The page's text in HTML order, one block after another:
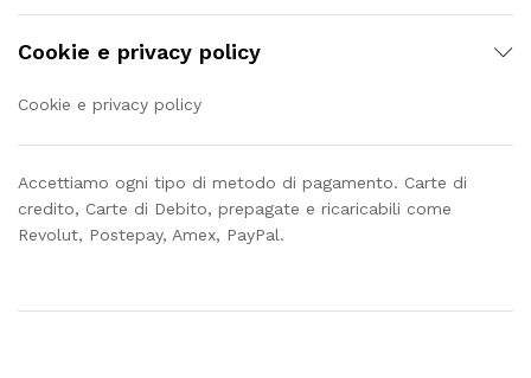
Cookie e privacy policy
Cookie e privacy policy
Accettiamo ogni tipo di metodo di pagamento. Carte di
credito, Carte di Debito, prepagate e ricaricabili come
Revolut, Postepay, Amex, PayPal.